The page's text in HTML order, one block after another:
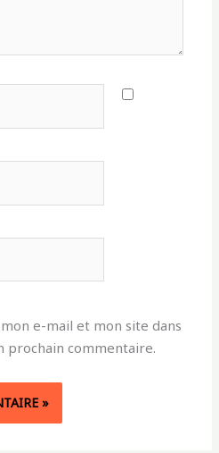
e-mail et mon site dans
prochain commentaire.